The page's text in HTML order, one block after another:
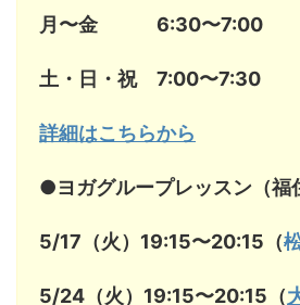
月〜金 6:30〜7:00
土・日・祝 7:00〜7:30
詳細はこちらから
●ヨガグループレッスン（福
5/17（火）19:15〜20:15（
5/24（火）19:15〜20:15（